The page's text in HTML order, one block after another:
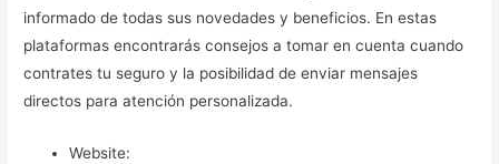
informado de todas sus novedades y beneficios. En estas
plataformas encontrarás consejos a tomar en cuenta cuando
contrates tu seguro y la posibilidad de enviar mensajes
directos para atención personalizada.
Website: